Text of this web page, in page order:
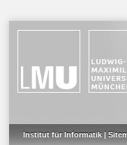
Institut für Informatik|